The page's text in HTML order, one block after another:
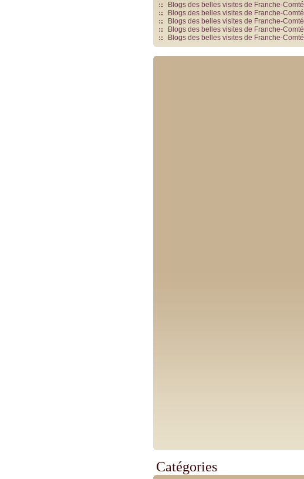
Blogs des belles visites de Franche-Comté
Blogs des belles visites de Franche-Comté
Blogs des belles visites de Franche-Comté
Blogs des belles visites de Franche-Comté
Blogs des belles visites de Franche-Comté
Catégories